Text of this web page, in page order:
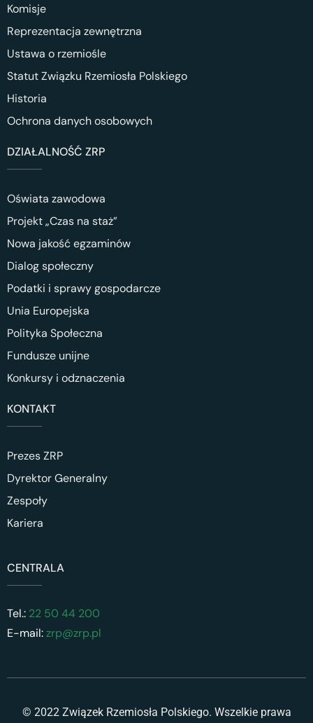
Komisje
Reprezentacja zewnętrzna
Ustawa o rzemiośle
Statut Związku Rzemiosła Polskiego
Historia
Ochrona danych osobowych
DZIAŁALNOŚĆ ZRP
Oświata zawodowa
Projekt „Czas na staż”
Nowa jakość egzaminów
Dialog społeczny
Podatki i sprawy gospodarcze
Unia Europejska
Polityka Społeczna
Fundusze unijne
Konkursy i odznaczenia
KONTAKT
Prezes ZRP
Dyrektor Generalny
Zespoły
Kariera
CENTRALA
Tel.: 22 50 44 200
E-mail:zrp@zrp.pl
© 2022 Związek Rzemiosła Polskiego. Wszelkie prawa